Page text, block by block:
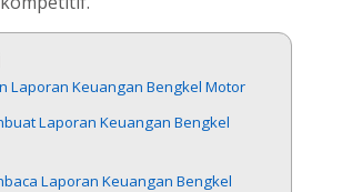
Laporan Keuangan Bengkel Motor
Laporan Keuangan Bengkel
Laporan Keuangan Bengkel